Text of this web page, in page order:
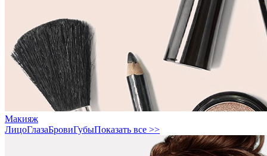
Макияж
ЛицоГлазаБровиГубыПоказать все >>